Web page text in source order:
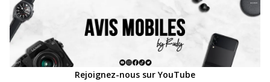
Rejoignez-nous sur YouTube